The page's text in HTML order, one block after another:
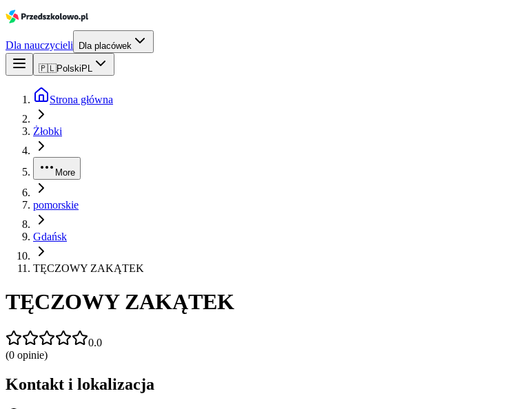
Dla nauczycieli Dla placówek
🇵🇱Polski PL
Strona główna
Żłobki
More
pomorskie
Gdańsk
TĘCZOWY ZAKĄTEK
TĘCZOWY ZAKĄTEK
0.0
(0 opinie)
Kontakt i lokalizacja